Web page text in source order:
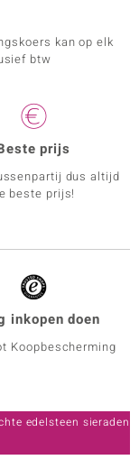
kan op elk
btw
prijs
dus altijd
beste prijs!
inkopen doen
Koopbescherming
edelsteen sieraden